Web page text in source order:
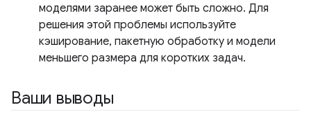
моделями заранее может быть сложно. Для
решения этой проблемы используйте
кэширование, пакетную обработку и модели
меньшего размера для коротких задач.
Ваши выводы